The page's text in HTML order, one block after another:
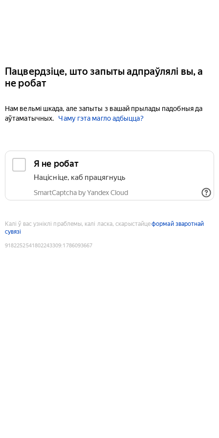
Пацвердзіце, што запыты адпраўлялі вы, а
не робат
Нам вельмі шкада, але запыты з вашай прылады падобныя да
аўтаматычных.
Чаму гэта магло адбыцца?
Я не робат
Націсніце, каб працягнуць
SmartCaptcha by Yandex Cloud
Калі ў вас узніклі праблемы, калі ласка, скарыстайцеформай зваротнай
сувязі
9182252541802243309:1786093667